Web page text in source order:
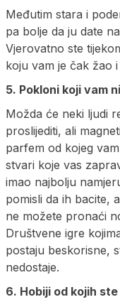
Međutim stara i
pa bolje da ju date
Vjerovatno ste
koju vam je čak žao
5. Pokloni koji vam
Možda će neki ljudi
proslijediti, ali
parfem od kojeg
stvari koje vas
imao najbolju
pomisli da ih bacite,
ne možete pronaći
Društvene igre
postaju beskorisne,
nedostaje.
6. Hobiji od kojih